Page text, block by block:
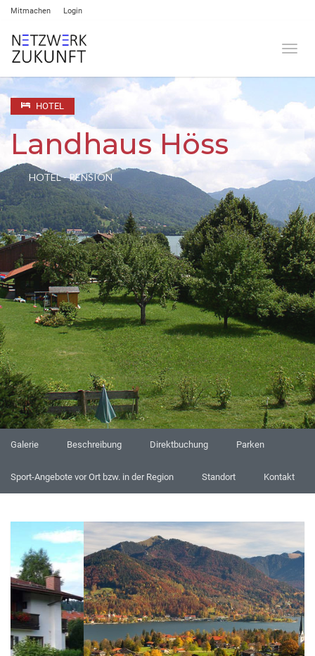
Mitmachen Login
HOTEL
Landhaus Höss
HOTEL - PENSION
Galerie Beschreibung Direktbuchung Parken
Sport-Angebote vor Ort bzw. in der Region Standort Kontakt